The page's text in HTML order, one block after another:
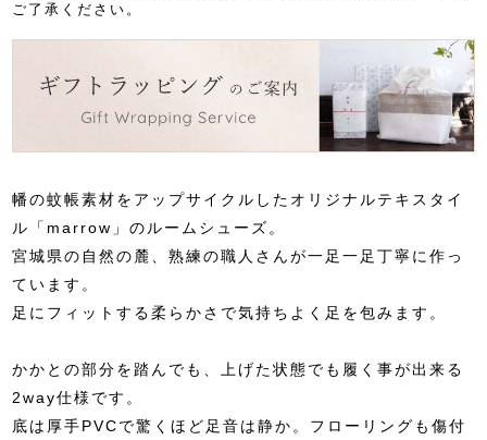
ご了承ください。
幡の蚊帳素材をアップサイクルしたオリジナルテキスタイ
ル「marrow」のルームシューズ。
宮城県の自然の麓、熟練の職人さんが一足一足丁寧に作っ
ています。
足にフィットする柔らかさで気持ちよく足を包みます。
かかとの部分を踏んでも、上げた状態でも履く事が出来る
2way仕様です。
底は厚手PVCで驚くほど足音は静か。フローリングも傷付